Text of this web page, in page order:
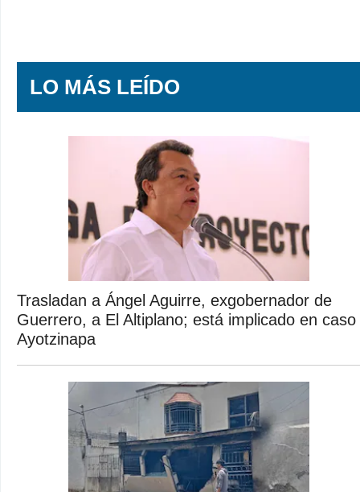
LO MÁS LEÍDO
Trasladan a Ángel Aguirre, exgobernador de
Guerrero, a El Altiplano; está implicado en caso
Ayotzinapa